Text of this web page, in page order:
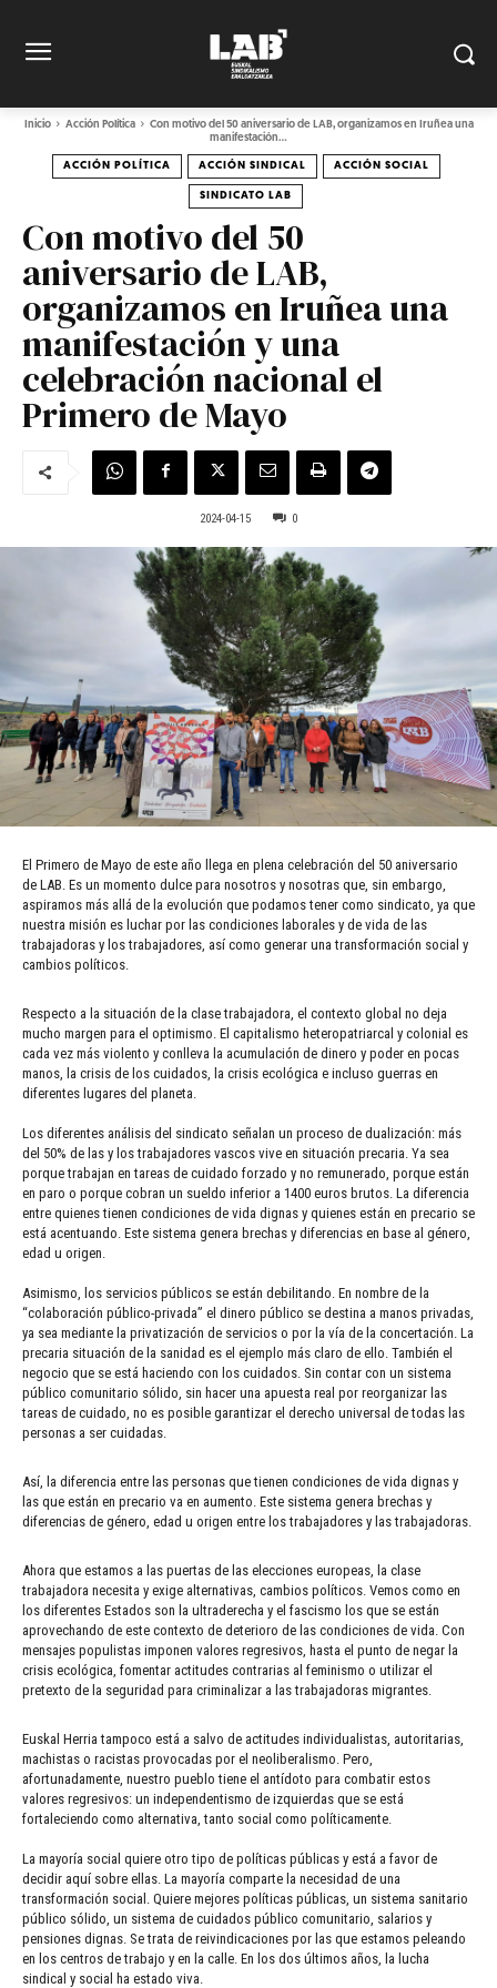
Inicio Acción Política
Con motivo del 50 aniversario de LAB, organizamos en Iruñea una
manifestación...
ACCIÓN POLÍTICA ACCIÓN SINDICAL ACCIÓN SOCIAL
SINDICATO LAB
Con motivo del 50
aniversario de LAB,
organizamos en Iruñea una
manifestación y una
celebración nacional el
Primero de Mayo
2024-04-15 0
El Primero de Mayo de este año llega en plena celebración del 50 aniversario
de LAB. Es un momento dulce para nosotros y nosotras que, sin embargo,
aspiramos más allá de la evolución que podamos tener como sindicato, ya que
nuestra misión es luchar por las condiciones laborales y de vida de las
trabajadoras y los trabajadores, así como generar una transformación social y
cambios políticos.
Respecto a la situación de la clase trabajadora, el contexto global no deja
mucho margen para el optimismo. El capitalismo heteropatriarcal y colonial es
cada vez más violento y conlleva la acumulación de dinero y poder en pocas
manos, la crisis de los cuidados, la crisis ecológica e incluso guerras en
diferentes lugares del planeta.
Los diferentes análisis del sindicato señalan un proceso de dualización: más
del 50% de las y los trabajadores vascos vive en situación precaria. Ya sea
porque trabajan en tareas de cuidado forzado y no remunerado, porque están
en paro o porque cobran un sueldo inferior a 1400 euros brutos. La diferencia
entre quienes tienen condiciones de vida dignas y quienes están en precario se
está acentuando. Este sistema genera brechas y diferencias en base al género,
edad u origen.
Asimismo, los servicios públicos se están debilitando. En nombre de la
“colaboración público-privada” el dinero público se destina a manos privadas,
ya sea mediante la privatización de servicios o por la vía de la concertación. La
precaria situación de la sanidad es el ejemplo más claro de ello. También el
negocio que se está haciendo con los cuidados. Sin contar con un sistema
público comunitario sólido, sin hacer una apuesta real por reorganizar las
tareas de cuidado, no es posible garantizar el derecho universal de todas las
personas a ser cuidadas.
Así, la diferencia entre las personas que tienen condiciones de vida dignas y
las que están en precario va en aumento. Este sistema genera brechas y
diferencias de género, edad u origen entre los trabajadores y las trabajadoras.
Ahora que estamos a las puertas de las elecciones europeas, la clase
trabajadora necesita y exige alternativas, cambios políticos. Vemos como en
los diferentes Estados son la ultraderecha y el fascismo los que se están
aprovechando de este contexto de deterioro de las condiciones de vida. Con
mensajes populistas imponen valores regresivos, hasta el punto de negar la
crisis ecológica, fomentar actitudes contrarias al feminismo o utilizar el
pretexto de la seguridad para criminalizar a las trabajadoras migrantes.
Euskal Herria tampoco está a salvo de actitudes individualistas, autoritarias,
machistas o racistas provocadas por el neoliberalismo. Pero,
afortunadamente, nuestro pueblo tiene el antídoto para combatir estos
valores regresivos: un independentismo de izquierdas que se está
fortaleciendo como alternativa, tanto social como políticamente.
La mayoría social quiere otro tipo de políticas públicas y está a favor de
decidir aquí sobre ellas. La mayoría comparte la necesidad de una
transformación social. Quiere mejores políticas públicas, un sistema sanitario
público sólido, un sistema de cuidados público comunitario, salarios y
pensiones dignas. Se trata de reivindicaciones por las que estamos peleando
en los centros de trabajo y en la calle. En los dos últimos años, la lucha
sindical y social ha estado viva.